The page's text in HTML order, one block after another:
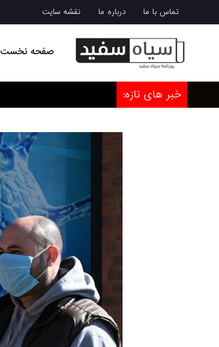
تماس با ما درباره ما نقشه سایت
صفحه نخست
خبر های تازه: